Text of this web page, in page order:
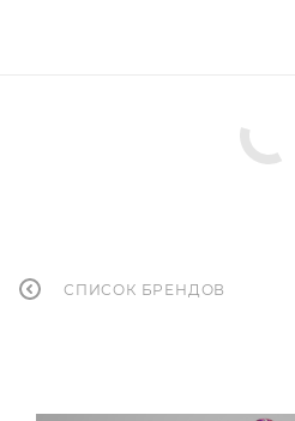
СПИСОК БРЕНДОВ